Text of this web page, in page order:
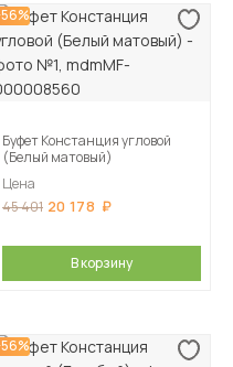
Буфет Констанция угловой
(Белый матовый)
Цена
45 401 20 178
В корзину